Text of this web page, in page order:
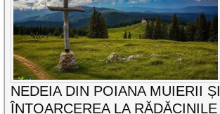
NEDEIA DIN POIANA MUIERII ȘI
ÎNTOARCEREA LA RĂDĂCINILE